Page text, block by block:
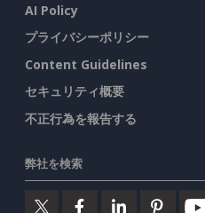
AI Policy
プライバシーポリシー
Content Guidelines
セキュリティ概要
不正行為を報告する
弊社を検索